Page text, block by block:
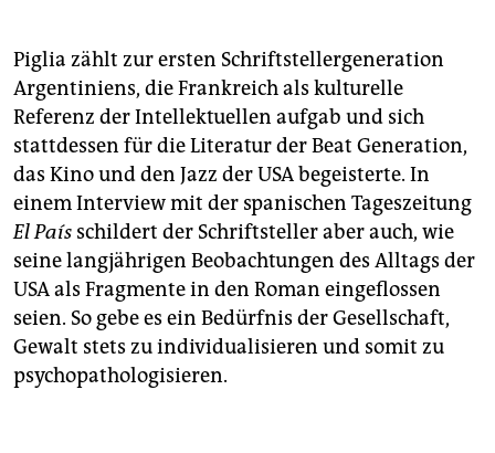
Piglia zählt zur ersten Schriftstellergeneration
Argentiniens, die Frankreich als kulturelle
Referenz der Intellektuellen aufgab und sich
stattdessen für die Literatur der Beat Generation,
das Kino und den Jazz der USA begeisterte. In
einem Interview mit der spanischen Tageszeitung
El País schildert der Schriftsteller aber auch, wie
seine langjährigen Beobachtungen des Alltags der
USA als Fragmente in den Roman eingeflossen
seien. So gebe es ein Bedürfnis der Gesellschaft,
Gewalt stets zu individualisieren und somit zu
psychopathologisieren.